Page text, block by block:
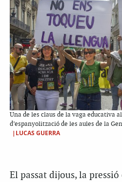
Una de les claus de la vaga educativa
d’espanyolització de les aules de la
|LUCAS GUERRA
El passat dijous, la